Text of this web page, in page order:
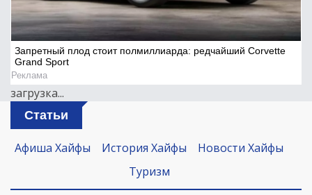
Запретный плод стоит полмиллиарда: редчайший Corvette
Grand Sport
Реклама
загрузка...
Статьи
Афиша Хайфы История Хайфы
Новости Хайфы
Туризм